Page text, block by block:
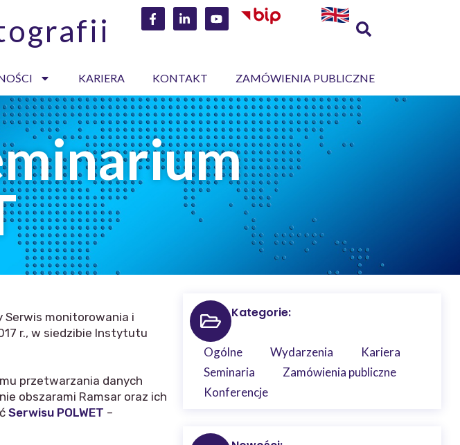
KARIERA KONTAKT ZAMÓWIENIA PUBLICZNE
Serwis monitorowania i
r., w siedzibie Instytutu
przetwarzania danych
obszarami Ramsar oraz ich
Serwisu POLWET –
Kategorie:
Ogólne Wydarzenia
Kariera
Seminaria
Zamówienia publiczne
Konferencje